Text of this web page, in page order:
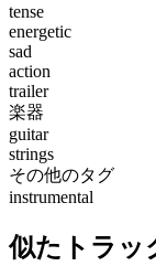
tense
energetic
sad
action
trailer
楽器
guitar
strings
その他のタグ
instrumental
似たトラッ